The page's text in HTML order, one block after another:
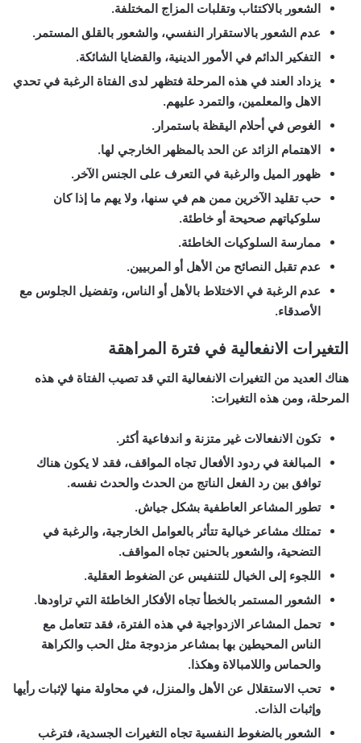
الشعور بالاكتئاب وتقلبات المزاج المختلفة.
عدم الشعور بالاستقرار النفسي، والشعور بالقلق المستمر.
التفكير الدائم في الأمور الدينية، والقضايا الشائكة.
يزداد العند في هذه المرحلة فتظهر لدى الفتاة الرغبة في تحدي
الاهل والمعلمين، والتمرد عليهم.
الغوص في أحلام اليقظة باستمرار.
الاهتمام الزائد عن الحد بالمظهر الخارجي لها.
ظهور الميل والرغبة في التعرف على الجنس الآخر.
حب تقليد الآخرين ممن هم في سنها، ولا يهم ما إذا كان
سلوكياتهم صحيحة أو خاطئة.
ممارسة السلوكيات الخاطئة.
عدم تقبل النصائح من الأهل أو المربيين.
عدم الرغبة في الاختلاط بالأهل أو الناس، وتفضيل الجلوس مع
الأصدقاء.
التغيرات الانفعالية في فترة المراهقة
هناك العديد من التغيرات الانفعالية التي قد تصيب الفتاة في هذه
المرحلة، ومن هذه التغيرات:
تكون الانفعالات غير متزنة و اندفاعية أكثر.
المبالغة في ردود الأفعال تجاه المواقف، فقد لا يكون هناك
توافق بين رد الفعل الناتج من الحدث والحدث نفسه.
تطور المشاعر العاطفية بشكل جياش.
تمتلك مشاعر خيالية تتأثر بالعوامل الخارجية، والرغبة في
التضحية، والشعور بالحنين تجاه المواقف.
اللجوء إلى الخيال للتنفيس عن الضغوط العقلية.
الشعور المستمر بالخطأ تجاه الأفكار الخاطئة التي تراودها.
تحمل المشاعر الازدواجية في هذه الفترة، فقد تتعامل مع
الناس المحيطين بها بمشاعر مزدوجة مثل الحب والكراهة
والحماس واللامبالاة وهكذا.
تحب الاستقلال عن الأهل والمنزل، في محاولة منها لإثبات رأيها
وإثبات الذات.
الشعور بالضغوط النفسية تجاه التغيرات الجسدية، فترغب